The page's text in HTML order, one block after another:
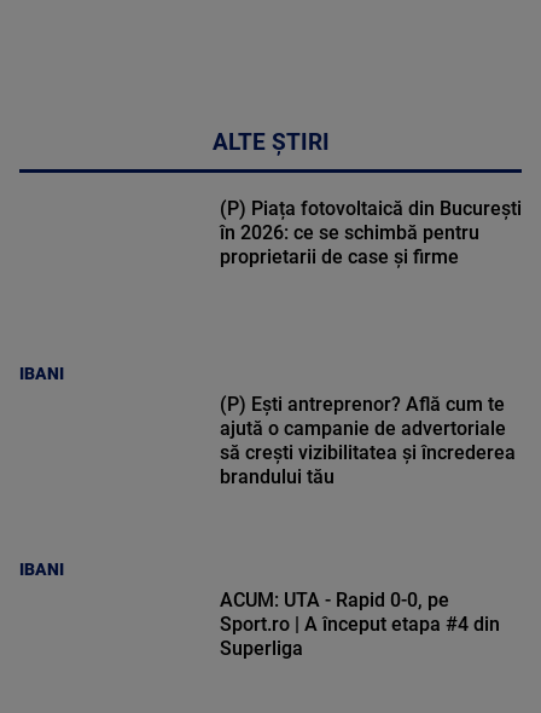
ALTE ȘTIRI
IBANI
(P) Piața fotovoltaică din București
în 2026: ce se schimbă pentru
proprietarii de case și firme
IBANI
(P) Ești antreprenor? Află cum te
ajută o campanie de advertoriale
să crești vizibilitatea și încrederea
brandului tău
ACUM: UTA - Rapid 0-0, pe
Sport.ro | A început etapa #4 din
Superliga